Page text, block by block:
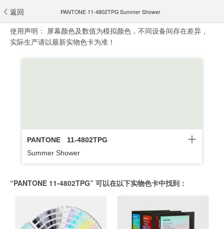
返回 PANTONE 11-4802TPG Summer Shower
使用声明： 屏幕颜色及数值为模拟颜色，不同设备间存在差异，
实际生产请以最新实物色卡为准！
PANTONE
11-4802TPG
Summer Shower
“PANTONE 11-4802TPG” 可以在以下实物色卡中找到：